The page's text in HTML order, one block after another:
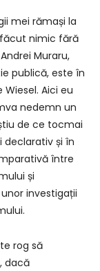
mei rămași la
nimic fără
Muraru,
publică, este în
Aici eu
nedemn un
de ce tocmai
declarativ și în
între
și
investigații
rog să
dacă